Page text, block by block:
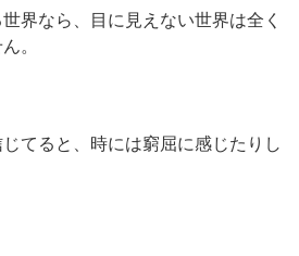
界なら、目に見えない世界は全く
。
てると、時には窮屈に感じたりし